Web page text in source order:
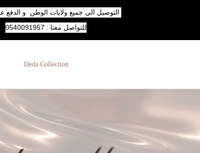
للتواصل معنا : 0540091957
Deda Collection